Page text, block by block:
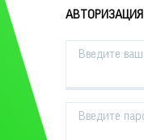
АВТОРИЗАЦИЯ
Введите
Введите